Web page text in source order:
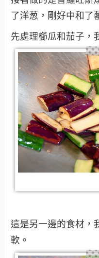
了洋葱，剛好中和了
先處理櫛瓜和茄子，
這是另一邊的食材，
軟。